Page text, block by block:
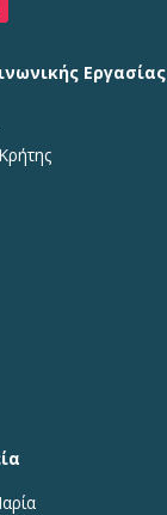
Εργασίας